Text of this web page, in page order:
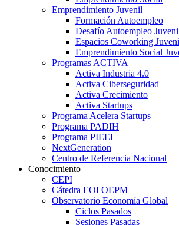
Emprendimiento Juvenil
Formación Autoempleo
Desafío Autoempleo
Espacios Coworking
Emprendimiento Social
Programas ACTIVA
Activa Industria 4.0
Activa Ciberseguridad
Activa Crecimiento
Activa Startups
Programa Acelera Startups
Programa PADIH
Programa PIEEI
NextGeneration
Centro de Referencia Nacional
Conocimiento
CEPI
Cátedra EOI OEPM
Observatorio Economía Global
Ciclos Pasados
Sesiones Pasadas